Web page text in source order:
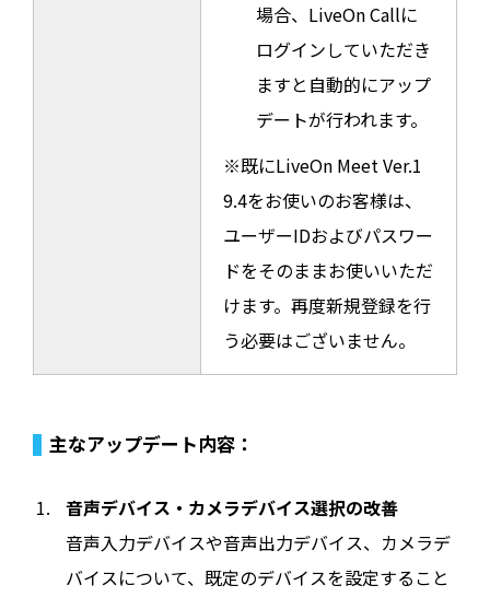
場合、LiveOn Callに
ログインしていただき
ますと自動的にアップ
デートが行われます。
※既にLiveOn Meet Ver.1
9.4をお使いのお客様は、
ユーザーIDおよびパスワー
ドをそのままお使いいただ
けます。再度新規登録を行
う必要はございません。
主なアップデート内容：
音声デバイス・カメラデバイス選択の改善
音声入力デバイスや音声出力デバイス、カメラデ
バイスについて、既定のデバイスを設定すること